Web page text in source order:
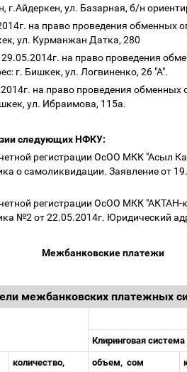
ул. Базарная, б/н
на право проведения обменных
ул. Курманжан Датка, 280
на право проведения
г. Бишкек, ул. Логвиненко, 26 "А".
на право проведения
ул. Ибраимова, 115а.
следующих НФКУ:
регистрации ОсОО МКК "Асыл
о самоликвидации. Заявление от
регистрации ОсОО МКК
№2 от 22.05.2014г. Юридический
Межбанковские платежи
межбанковских платежных
Клиринговая система
количество,
объем, сом